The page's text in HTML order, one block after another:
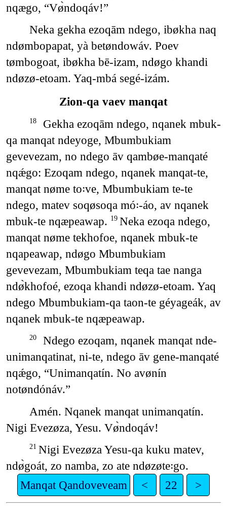
nqægo, “Vø̀ndoqáv!”
Neka gekha ezoqām ndego, ibøkha naq
ndømbopapat, yà betøndowáv. Poev
tømbogoat, ibøkha bē-izam, ndøgo khandi
ndøzø-etoam. Yaq-mbá segé-izám.
Zion-qa vaev manqat
18
Gekha ezoqām ndego, nqanek mbuk-
qa manqat ndeyoge, Mbumbukiam
gevevezam, no ndego āv qambøe-manqaté
nqǽgo: Ezoqam ndego, nqanek manqat-te,
manqat nøme to꞉ve, Mbumbukiam te-te
ndego, matev soqøsoqa mó꞉-áo, av nqanek
mbuk-te nqæpeawap. 19 Neka ezoqa ndego,
manqat nøme tekhofoe, nqanek mbuk-te
nqapeawap, ndøgo Mbumbukiam
gevevezam, Mbumbukiam teqa tae nanga
ndø̀khofoé, ezoqa khandi ndøzø-etoam. Yaq
ndego Mbumbukiam-qa taon-te géyageák, av
nqanek mbuk-te nqæpeawap.
20
Ndego ezoqam, nqanek manqat nde-
unimanqatinat, ni-te, ndego āv gene-manqaté
nqǽgo, “Unimanqatín. No avønín
notøndónáv.”
Amén. Nqanek manqat unimanqatín.
Nigi Evezøza, Yesu. Vø̀ndoqáv!
21 Nigi Evezøza Yesu-qa kuku matev,
ndø̀goát, zo namba, zo ate ndøzøte꞉go.
Manqat Qandoveveam
< 22 >